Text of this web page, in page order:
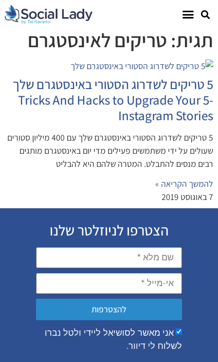
תגית: טריקים לאינסטגרם
5 טריקים לשדרוג הסטורי באינסטגרם שלך
-5 Tricks And Hacks to Upgrade Your
Instagram Stories
5 טריקים לשדרוג הסטורי באינסטגרם שלך עם 400 מיליון סטורים
שעולים על ידי משתמשים פעילים מדי יום באינסטגרם מותגים
רבים מנסים להתבלט. המטרה שלהם היא להבליט
להמשך הקריאה »
7 באוגוסט 2019
הצטרפו לניוזלטר שלנו
אני מאשר לסושיאל ליידי ולטל נברו
לשלוח לי דיוור.
להצטרפות